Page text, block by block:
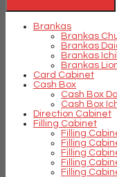
Brankas
Brankas
Brankas
Brankas
Brankas
Card Cabinet
Cash Box
Cash Box
Cash Box
Direction Cabinet
Filling Cabinet
Filling
Filling
Filling
Filling
Filling